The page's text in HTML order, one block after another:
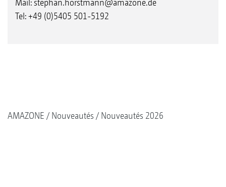
Mail:stephan.horstmann@amazone.de
Tel: +49 (0)5405 501-5192
AMAZONE Nouveautés Nouveautés 2026